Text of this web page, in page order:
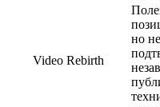
Video Rebirth
но не